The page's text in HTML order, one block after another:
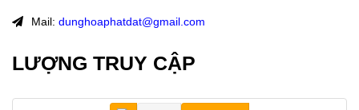
Mail: dunghoaphatdat@gmail.com
LƯỢNG TRUY CẬP